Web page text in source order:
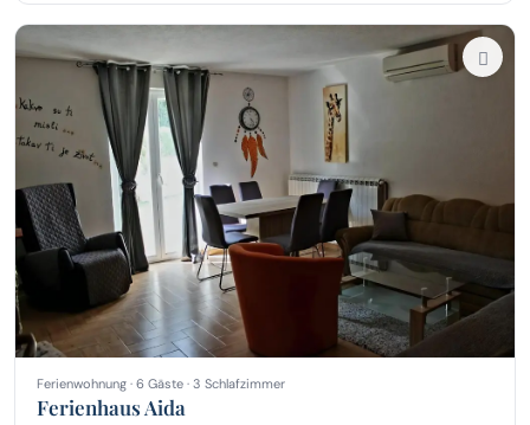
Ferienwohnung · 6 Gäste · 3 Schlafzimmer
Ferienhaus Aida